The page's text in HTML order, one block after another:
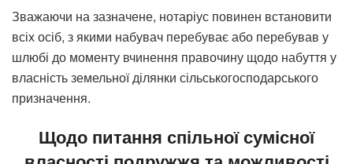
Зважаючи на зазначене, нотаріус повинен встановити
всіх осіб, з якими набувач перебуває або перебував у
шлюбі до моменту вчинення правочину щодо набуття у
власність земельної ділянки сільськогосподарського
призначення.
Щодо питання спільної сумісної